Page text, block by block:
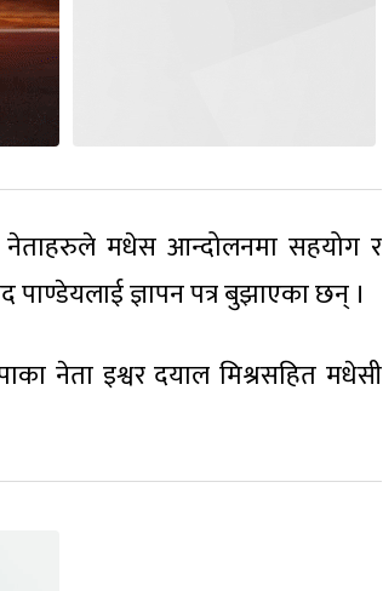
नेताहरुले मधेस आन्दोलनमा सहयोग र
पाण्डेयलाई ज्ञापन पत्र बुझाएका छन् ।
नेता इश्वर दयाल मिश्रसहित मधेसी